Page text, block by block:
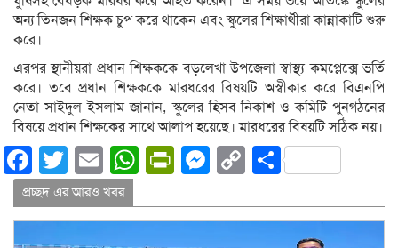
অন্য তিনজন শিক্ষক চুপ করে থাকেন এবং স্কুলের শিক্ষার্থীরা কান্নাকাটি শুরু
করে।
এরপর স্থানীয়রা প্রধান শিক্ষককে বড়লেখা উপজেলা স্বাস্থ্য কমপ্লেক্সে ভর্তি
করে। তবে প্রধান শিক্ষককে মারধরের বিষয়টি অস্বীকার করে বিএনপি
নেতা সাইদুল ইসলাম জানান, স্কুলের হিসব-নিকাশ ও কমিটি পুনগঠনের
বিষয়ে প্রধান শিক্ষকের সাথে আলাপ হয়েছে। মারধরের বিষয়টি সঠিক নয়।
Facebook
Twitter
EmailWhatsApp
PrintFriendly
Messenger
CopyShare
প্রচ্ছদ এর আরও খবর